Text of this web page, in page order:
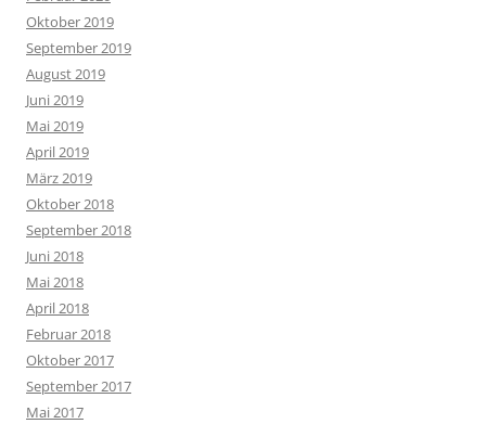
Oktober 2019
September 2019
August 2019
Juni 2019
Mai 2019
April 2019
März 2019
Oktober 2018
September 2018
Juni 2018
Mai 2018
April 2018
Februar 2018
Oktober 2017
September 2017
Mai 2017